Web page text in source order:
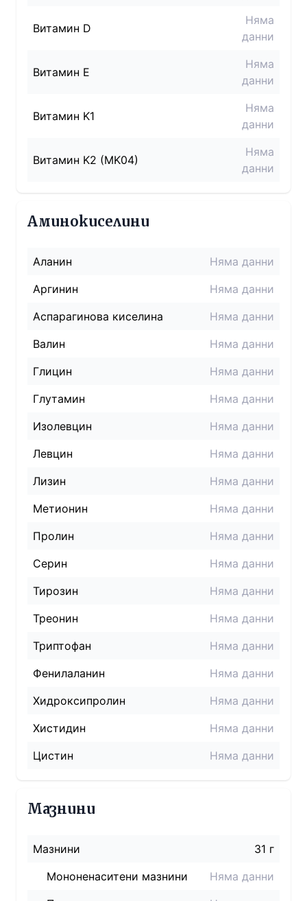
Витамин D
Няма
данни
Витамин E
Няма
данни
Витамин K1
Няма
данни
Витамин K2 (MK04)
Няма
данни
Аминокиселини
Аланин
Няма данни
Аргинин
Няма данни
Аспарагинова киселина
Няма данни
Валин
Няма данни
Глицин
Няма данни
Глутамин
Няма данни
Изолевцин
Няма данни
Левцин
Няма данни
Лизин
Няма данни
Метионин
Няма данни
Пролин
Няма данни
Серин
Няма данни
Тирозин
Няма данни
Треонин
Няма данни
Триптофан
Няма данни
Фенилаланин
Няма данни
Хидроксипролин
Няма данни
Хистидин
Няма данни
Цистин
Няма данни
Мазнини
Мазнини
31 г
Мононенаситени мазнини
Няма данни